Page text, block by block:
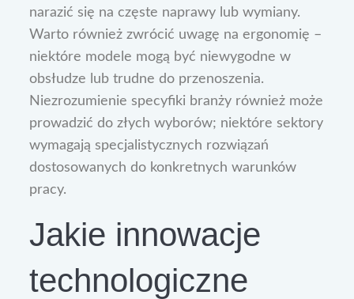
narazić się na częste naprawy lub wymiany.
Warto również zwrócić uwagę na ergonomię –
niektóre modele mogą być niewygodne w
obsłudze lub trudne do przenoszenia.
Niezrozumienie specyfiki branży również może
prowadzić do złych wyborów; niektóre sektory
wymagają specjalistycznych rozwiązań
dostosowanych do konkretnych warunków
pracy.
Jakie innowacje
technologiczne